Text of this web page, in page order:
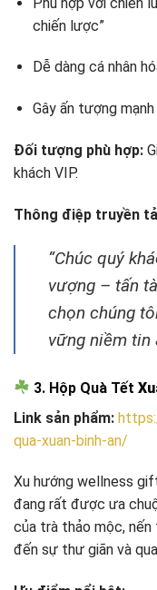
chiến lược”
Dễ dàng cá nhân
Gây ấn tượng
Đối tượng phù hợp:
khách VIP.
Thông điệp truyền
“Chúc quý
vượng – tấn
chọn chúng
vững niềm tin
3. Hộp Quà Tết
Link sản phẩm:
qua-xuan-binh-an/
Xu hướng wellness
đang rất được ưa
của trà thảo mộc, nến
đến sự thư giãn và